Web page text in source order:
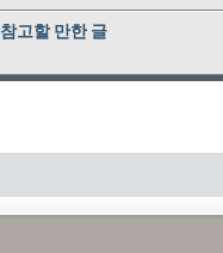
참고할 만한 글